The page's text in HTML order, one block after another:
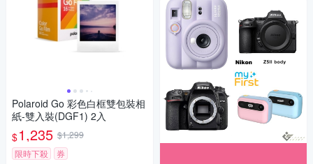
Polaroid Go 彩色白框雙包裝相
紙-雙入裝(DGF1) 2入
$1,235 $1,299
限時下殺
券